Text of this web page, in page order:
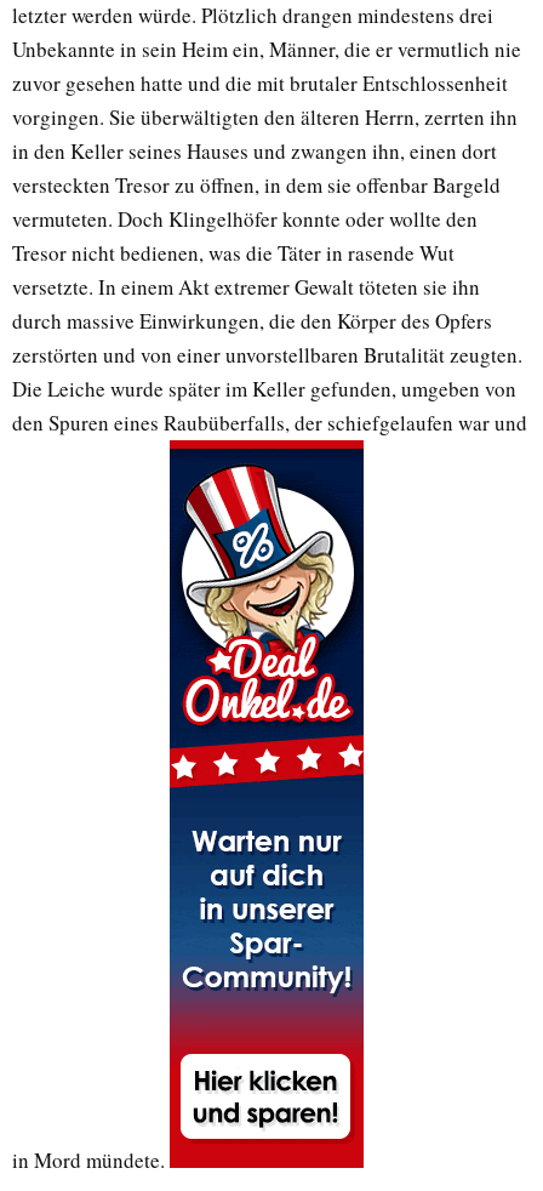
letzter werden würde. Plötzlich drangen mindestens drei
Unbekannte in sein Heim ein, Männer, die er vermutlich nie
zuvor gesehen hatte und die mit brutaler Entschlossenheit
vorgingen. Sie überwältigten den älteren Herrn, zerrten ihn
in den Keller seines Hauses und zwangen ihn, einen dort
versteckten Tresor zu öffnen, in dem sie offenbar Bargeld
vermuteten. Doch Klingelhöfer konnte oder wollte den
Tresor nicht bedienen, was die Täter in rasende Wut
versetzte. In einem Akt extremer Gewalt töteten sie ihn
durch massive Einwirkungen, die den Körper des Opfers
zerstörten und von einer unvorstellbaren Brutalität zeugten.
Die Leiche wurde später im Keller gefunden, umgeben von
den Spuren eines Raubüberfalls, der schiefgelaufen war und
in Mord mündete.